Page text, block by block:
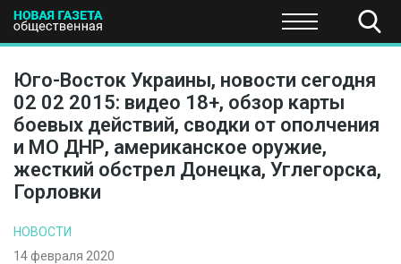
ПОЛИТИКА ЭКОНОМИКА НАУКА И
Юго-Восток Украины, новости сегодня
02 02 2015: видео 18+, обзор карты
боевых действий, сводки от ополчения
и МО ДНР, американское оружие,
жесткий обстрел Донецка, Углегорска,
Горловки
НОВОСТИ
14 февраля 2020